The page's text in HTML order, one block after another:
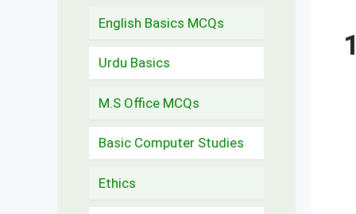
English Basics MCQs
Urdu Basics
M.S Office MCQs
Basic Computer Studies
Ethics